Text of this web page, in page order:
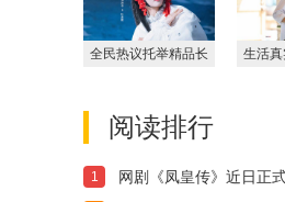
全民热议托举精品长
生活
阅读排行
1
网剧《凤皇传》近日正